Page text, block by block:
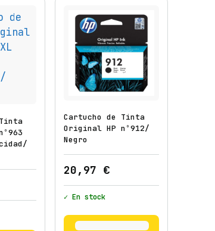
Cartucho de Tinta
Original HP nº912/
Negro
20,97 €
✓ En stock